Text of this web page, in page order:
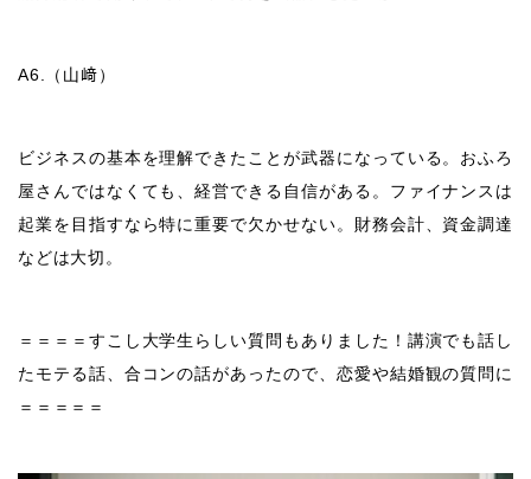
A6. （山﨑）
ビジネスの基本を理解できたことが武器になっている。おふろ
屋さんではなくても、経営できる自信がある。ファイナンスは
起業を目指すなら特に重要で欠かせない。財務会計、資金調達
などは大切。
＝＝＝＝すこし大学生らしい質問もありました！講演でも話し
たモテる話、合コンの話があったので、恋愛や結婚観の質問に
＝＝＝＝＝